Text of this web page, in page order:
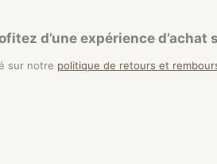
d’une expérience d’achat
sur notre politique de retours et